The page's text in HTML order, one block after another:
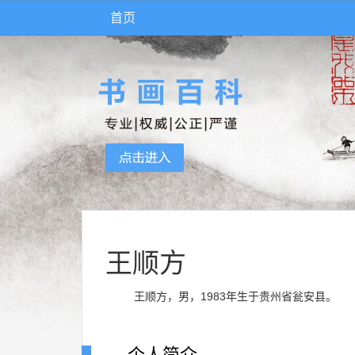
首页
王顺方
王顺方，男，1983年生于贵州省瓮安县。